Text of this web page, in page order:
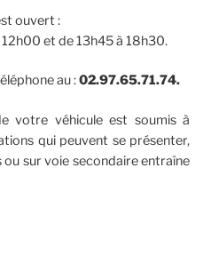
ouvert :
et de 13h45 à 18h30.
au :02.97.65.71.74.
votre véhicule est soumis à
qui peuvent se présenter,
sur voie secondaire entraîne